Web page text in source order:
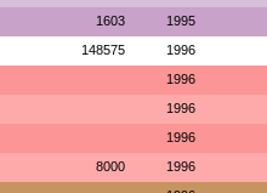
1603 1995
148575 1996
1996
1996
1996
8000 1996